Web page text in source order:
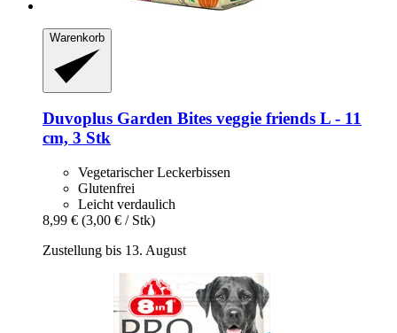
Warenkorb
Duvoplus Garden Bites veggie friends L -​ 11
cm, 3 Stk
Vegetarischer Leckerbissen
Glutenfrei
Leicht verdaulich
8,99 € (3,00 € / Stk)
Zustellung bis 13. August